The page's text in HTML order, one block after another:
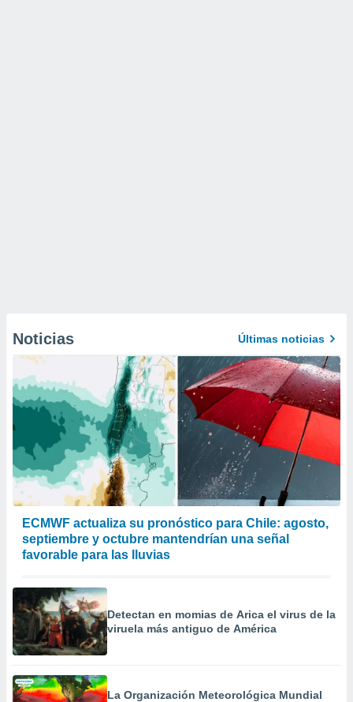
Noticias Últimas noticias
ECMWF actualiza su pronóstico para Chile: agosto,
septiembre y octubre mantendrían una señal
favorable para las lluvias
Detectan en momias de Arica el virus de la
viruela más antiguo de América
La Organización Meteorológica Mundial